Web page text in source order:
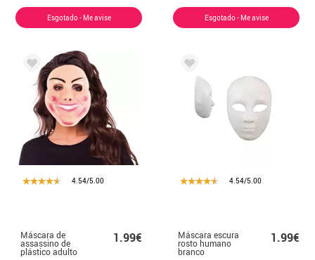
Esgotado - Me avise Esgotado - Me avise
4.54/5.00
Máscara de
assassino de
plástico adulto
1.99€
4.54/5.00
Máscara escura
rosto humano
branco
1.99€